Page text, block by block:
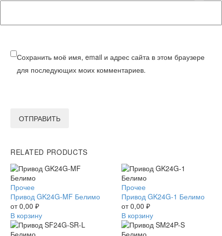
Сохранить моё имя, email и адрес сайта в этом браузере
для последующих моих комментариев.
ОТПРАВИТЬ
RELATED PRODUCTS
Привод
GK24G-
MF
Белимо
Прочее
Привод GK24G-MF Белимо
от0,00 ₽
В корзину
Привод
GK24G-
1
Белимо
Прочее
Привод GK24G-1 Белимо
от0,00 ₽
В корзину